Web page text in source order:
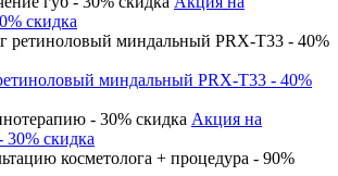
скидка
миндальный PRX-T33 - 40%
Акция на
30% скидка